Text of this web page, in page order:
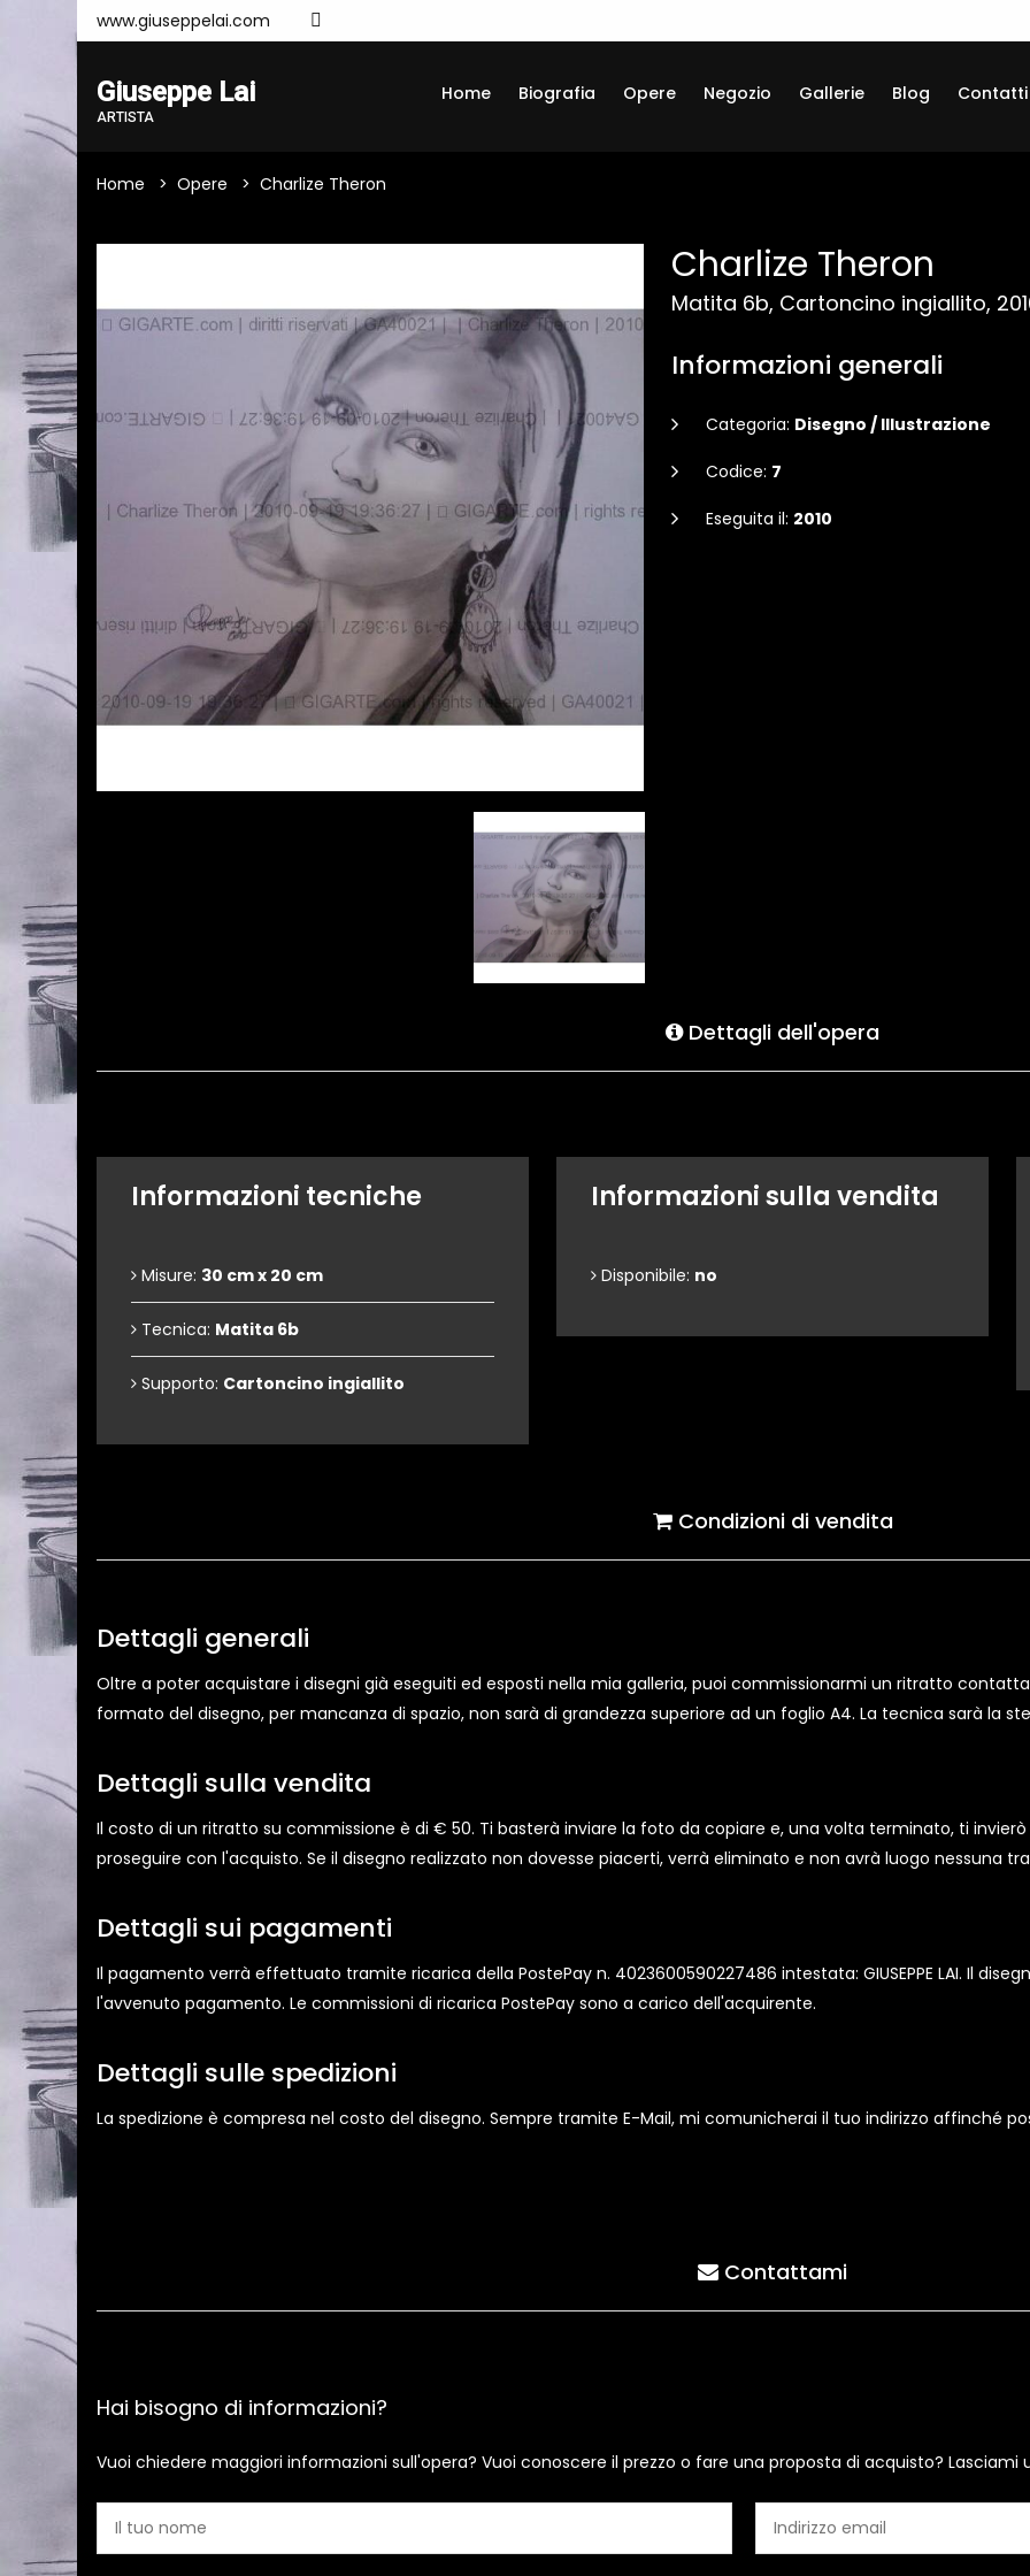
www.giuseppelai.com
Giuseppe Lai
ARTISTA
Home Biografia Opere Negozio Gallerie Blog Contatti
Home Opere Charlize Theron
Charlize Theron
Matita 6b, Cartoncino ingiallito,
Informazioni generali
Categoria: Disegno / Illustrazione
Codice: 7
Eseguita il: 2010
Dettagli dell'opera
Informazioni tecniche
Misure: 30 cm x 20 cm
Tecnica: Matita 6b
Supporto: Cartoncino ingiallito
Informazioni sulla vendita
Disponibile: no
Condizioni di vendita
Dettagli generali
Oltre a poter acquistare i disegni già eseguiti ed esposti nella mia galleria, puoi commissionarmi un ritratto
formato del disegno, per mancanza di spazio, non sarà di grandezza superiore ad un foglio A4. La tecnica sarà la
Dettagli sulla vendita
Il costo di un ritratto su commissione è di € 50. Ti basterà inviare la foto da copiare e, una volta terminato, ti
proseguire con l'acquisto. Se il disegno realizzato non dovesse piacerti, verrà eliminato e non avrà luogo nessuna
Dettagli sui pagamenti
Il pagamento verrà effettuato tramite ricarica della PostePay n. 4023600590227486 intestata: GIUSEPPE LAI. Il
l'avvenuto pagamento. Le commissioni di ricarica PostePay sono a carico dell'acquirente.
Dettagli sulle spedizioni
La spedizione è compresa nel costo del disegno. Sempre tramite E-Mail, mi comunicherai il tuo indirizzo affinché
Contattami
Hai bisogno di informazioni?
Vuoi chiedere maggiori informazioni sull'opera? Vuoi conoscere il prezzo o fare una proposta di acquisto? Lasciami